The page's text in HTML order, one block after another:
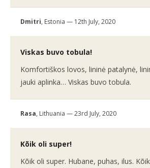
Dmitri, Estonia — 12th July, 2020
Viskas buvo tobula!
Komfortiškos lovos, lininė patalynė,
jauki aplinka… Viskas buvo tobula.
Rasa, Lithuania — 23rd July, 2020
Kõik oli super!
Kõik oli super. Hubane, puhas, ilus.